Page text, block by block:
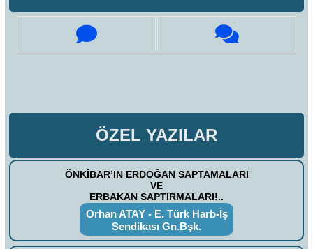
ÖZEL YAZILAR
ÖNKİBAR’IN ERDOĞAN SAPTAMALARI
VE
ERBAKAN SAPTIRMALARI!..
Orhan ATAY - E. Türk Harb-İş
Sendikası Gn.Bşk.